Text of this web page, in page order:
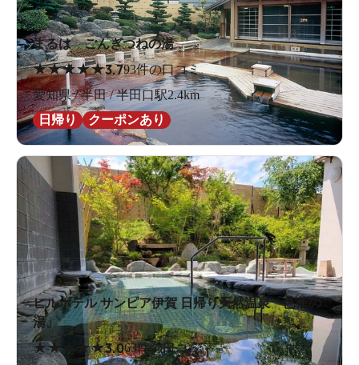
まるは ごんぎつねの湯
★★★★★3.793件の口コミ
愛知県 / 半田 / 半田口駅2.4km
日帰り
クーポンあり
ヒルホテル サンピア伊賀 日帰り天然温泉「芭蕉の
湯」
★★★ ★★3.063件の口コミ